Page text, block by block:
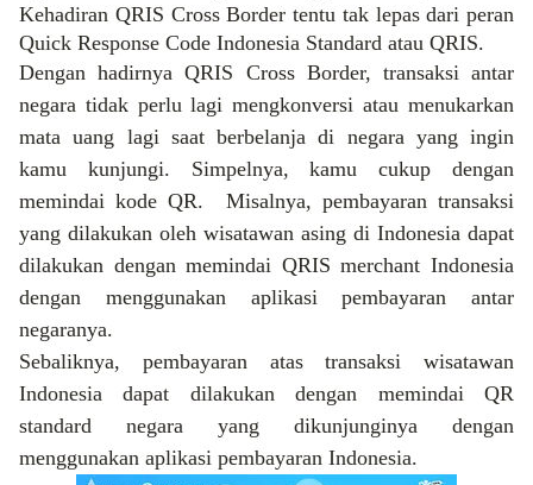
Kehadiran QRIS Cross Border tentu tak lepas dari peran
Quick Response Code Indonesia Standard atau QRIS.
Dengan hadirnya QRIS Cross Border, transaksi antar
negara tidak perlu lagi mengkonversi atau menukarkan
mata uang lagi saat berbelanja di negara yang ingin
kamu kunjungi. Simpelnya, kamu cukup dengan
memindai kode QR.
Misalnya, pembayaran transaksi
yang dilakukan oleh wisatawan asing di Indonesia dapat
dilakukan dengan memindai QRIS merchant Indonesia
dengan menggunakan aplikasi pembayaran antar
negaranya.
Sebaliknya,
pembayaran atas transaksi wisatawan
Indonesia dapat dilakukan dengan memindai QR
standard negara yang dikunjunginya dengan
menggunakan aplikasi pembayaran Indonesia.